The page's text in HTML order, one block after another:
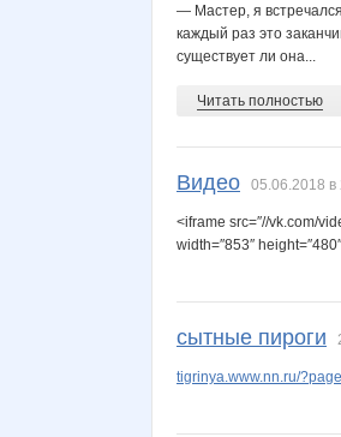
— Мастер, я
каждый раз это
существует ли она...
Читать полностью
Видео 05.06.2018 в
<iframe src=″//vk.com/
width=″853″
сытные пироги
tigrinya.www.nn.ru/